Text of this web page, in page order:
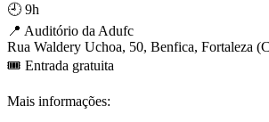
🕘 9h
📍 Auditório da Adufc
Rua Waldery Uchoa, 50, Benfica, Fortaleza
🎟 Entrada gratuita
Mais informações: